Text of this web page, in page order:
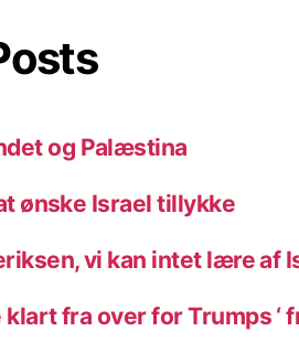
og Palæstina
ønske Israel tillykke
vi kan intet lære af
fra over for Trumps ‘